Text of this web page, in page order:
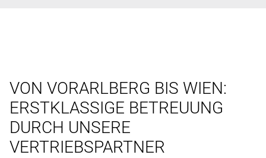
VON VORARLBERG BIS WIEN:
ERSTKLASSIGE BETREUUNG
DURCH UNSERE
VERTRIEBSPARTNER